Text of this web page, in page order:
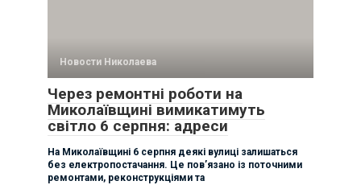
Новости Николаева
Через ремонтні роботи на
Миколаївщині вимикатимуть
світло 6 серпня: адреси
На Миколаївщині 6 серпня деякі вулиці залишаться
без електропостачання. Це пов’язано із поточними
ремонтами, реконструкціями та